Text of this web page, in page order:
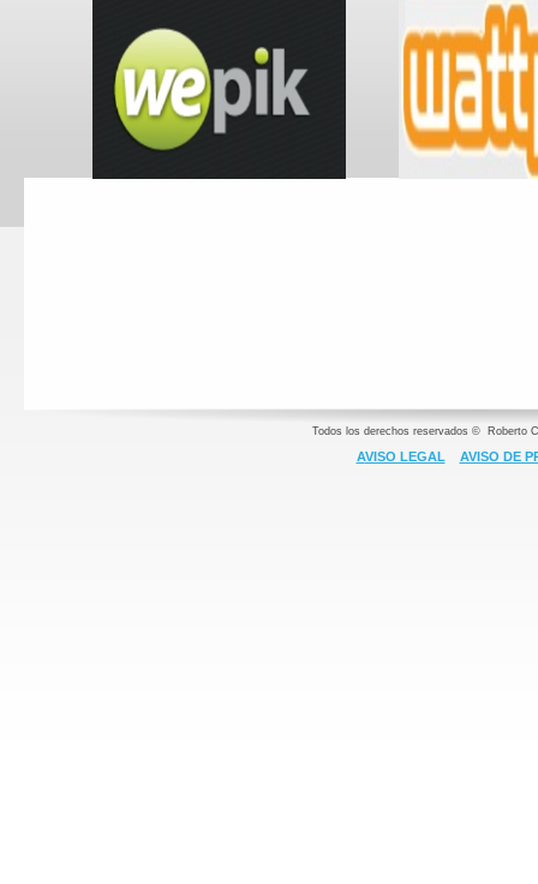
Todos los derechos reservados © Roberto
AVISO LEGAL AVISO DE